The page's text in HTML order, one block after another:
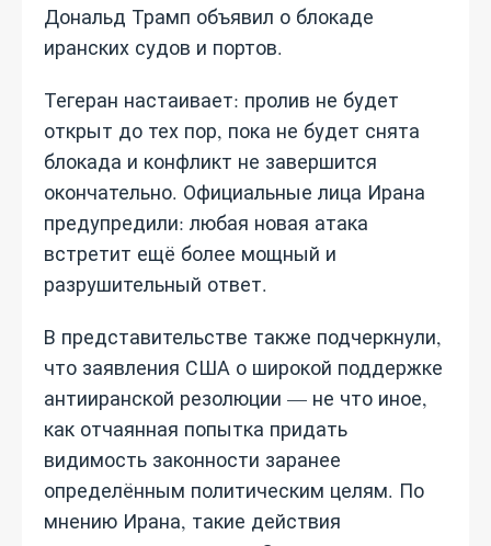
Дональд Трамп объявил о блокаде
иранских судов и портов.
Тегеран настаивает: пролив не будет
открыт до тех пор, пока не будет снята
блокада и конфликт не завершится
окончательно. Официальные лица Ирана
предупредили: любая новая атака
встретит ещё более мощный и
разрушительный ответ.
В представительстве также подчеркнули,
что заявления США о широкой поддержке
антииранской резолюции — не что иное,
как отчаянная попытка придать
видимость законности заранее
определённым политическим целям. По
мнению Ирана, такие действия